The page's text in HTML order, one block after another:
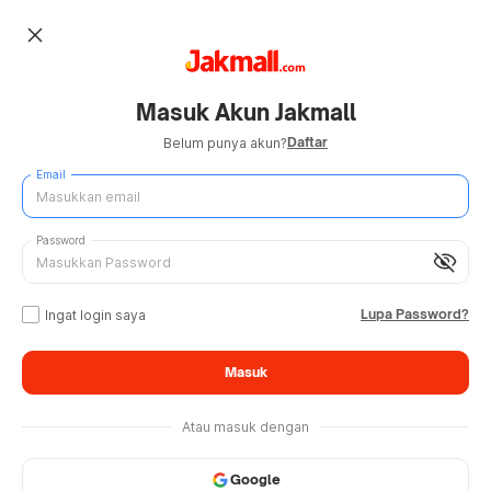
close
Masuk Akun Jakmall
Belum punya akun?Daftar
Email
visibility_off
Password
Ingat login saya Lupa Password?
Masuk
Atau masuk dengan
Google